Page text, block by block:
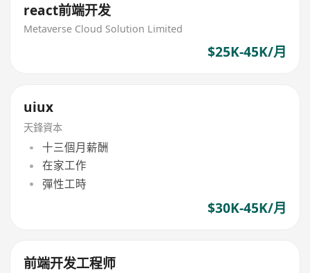
react前端开发
Metaverse Cloud Solution Limited
$25K-45K/月
uiux
天鋒資本
十三個月薪酬
在家工作
彈性工時
$30K-45K/月
前端开发工程师